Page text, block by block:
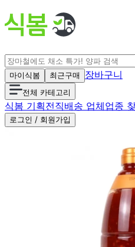
마이식봄
최근구매 장바구니
전체 카테고리
식봄 기획전직배송 업체업종
로그인 / 회원가입